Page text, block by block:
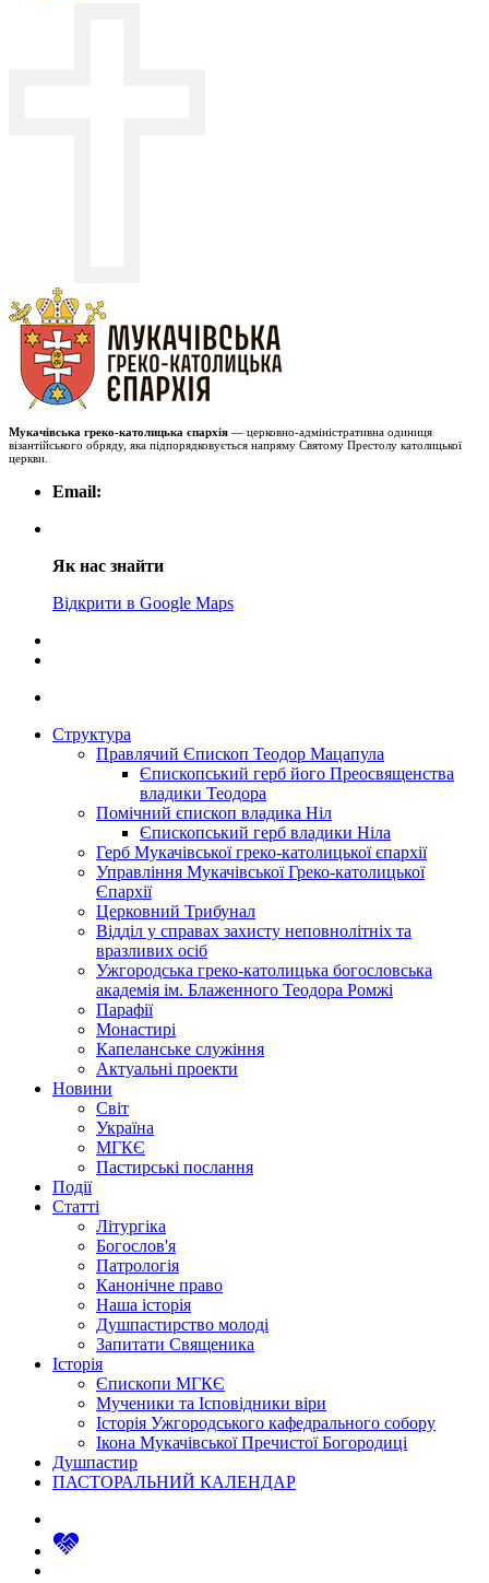
Мукачівська греко-католицька єпархія — церковно-адміністративна одиниця
візантійського обряду, яка підпорядковується напряму Святому Престолу католицької
церкви.
Email:
Як нас знайти
Відкрити в Google Maps
Структура
Правлячий Єпископ Теодор Мацапула
Єпископський герб його Преосвященства
владики Теодора
Помічний єпископ владика Ніл
Єпископський герб владики Ніла
Герб Мукачівської греко-католицької єпархії
Управління Мукачівської Греко-католицької
Єпархії
Церковний Трибунал
Відділ у справах захисту неповнолітніх та
вразливих осіб
Ужгородська греко-католицька богословська
академія ім. Блаженного Теодора Ромжі
Парафії
Монастирі
Капеланське служіння
Актуальні проекти
Новини
Світ
Україна
МГКЄ
Пастирські послання
Події
Статті
Літургіка
Богослов'я
Патрологія
Канонічне право
Наша історія
Душпастирство молоді
Запитати Священика
Історія
Єпископи МГКЄ
Мученики та Ісповідники віри
Історія Ужгородського кафедрального собору
Ікона Мукачівської Пречистої Богородиці
Душпастир
ПАСТОРАЛЬНИЙ КАЛЕНДАР